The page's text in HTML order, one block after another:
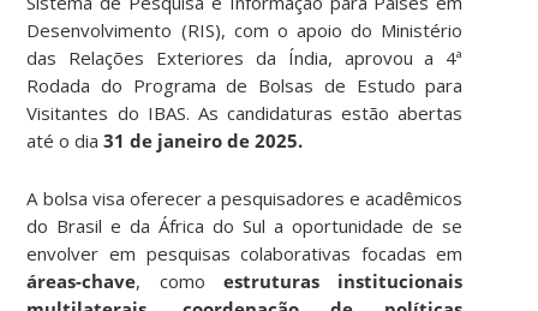
Desenvolvimento (RIS), com o apoio do Ministério
das Relações Exteriores da Índia, aprovou a 4ª
Rodada do Programa de Bolsas de Estudo para
Visitantes do IBAS. As candidaturas estão abertas
até o dia31 de janeiro de 2025.
A bolsa visa oferecer a pesquisadores e acadêmicos
do Brasil e da África do Sul a oportunidade de se
envolver em pesquisas colaborativas focadas em
áreas-chave, como estruturas institucionais